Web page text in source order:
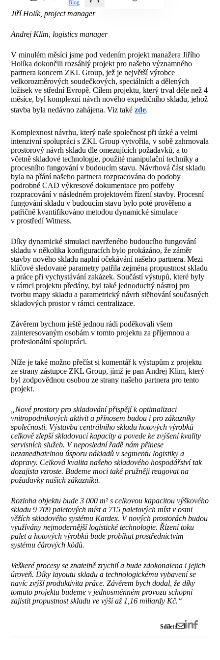
Blog
Jiří Holík, project manager
Andrej Klim, logistics manager
V minulém měsíci jsme pod vedením projekt manažera Jiřího
Holíka dokončili rozsáhlý projekt pro našeho významného
partnera koncern ZKL Group, jež je největší výrobce
velkorozměrových soudečkových, speciálních a dělených
ložisek ve střední Evropě. Cílem projektu, který trval déle než 4
měsíce, byl komplexní návrh nového expedičního skladu, jehož
stavba byla nedávno zahájena. Viz takézde.
Komplexnost návrhu, který naše společnost při úzké a velmi
intenzivní spolupráci s ZKL Group vytvořila, v sobě zahrnovala
prostorový návrh skladu dle omezujících požadavků, a to
včetně skladové technologie, použité manipulační techniky a
procesního fungování v budoucím stavu. Návrhová část skladu
byla na přání našeho partnera rozpracována do podoby
podrobné CAD výkresové dokumentace pro potřeby
rozpracování v následném projektovém řízení stavby. Procesní
fungování skladu v budoucím stavu bylo poté prověřeno a
patřičně kvantifikováno metodou dynamické simulace
v prostředí Witness.
Díky dynamické simulaci navrženého budoucího fungování
skladu v několika konfiguracích bylo prokázáno, že záměr
stavby nového skladu naplní očekávání našeho partnera. Mezi
klíčové sledované parametry patřila zejména propustnost skladu
a práce při vychystávání zakázek. Součástí výstupů, které byly
v rámci projektu předány, byl také jednoduchý nástroj pro
tvorbu mapy skladu a parametrický návrh stěhování současných
skladových prostor v rámci centralizace.
Závěrem bychom ještě jednou rádi poděkovali všem
zainteresovaným osobám v tomto projektu za příjemnou a
profesionální spolupráci.
Níže je také možno přečíst si komentář k výstupům z projektu
ze strany zástupce ZKL Group, jímž je pan Andrej Klim, který
byl zodpovědnou osobou ze strany našeho partnera pro tento
projekt.
„Nové prostory pro skladování přispějí k optimalizaci
vnitropodnikových aktivit a přínosem budou i pro zákazníky
společnosti. Výstavba centrálního skladu hotových výrobků
celkově zlepší skladovací kapacity a povede ke zvýšení kvality
servisních služeb. V neposlední řadě nám přinese
nezanedbatelnou úsporu nákladů v segmentu logistiky a
dopravy. Celková kvalita našeho skladového hospodářství tak
dozajista vzroste. Budeme moci také pružněji reagovat na
požadavky našich zákazníků.
Rozloha objektu bude 3 000 m² s celkovou kapacitou výškového
skladu 9 709 paletových míst a 715 paletových míst v osmi
věžích skladového systému Kardex. V nových prostorách budou
využívány nejmodernější logistické technologie. Řízení toku
palet a hotových výrobků bude probíhat prostřednictvím
systému čárových kódů.
Veškeré procesy se znatelně zrychlí a bude zdokonalena i jejich
úroveň. Díky layoutu skladu a technologickému vybavení se
navíc zvýší produktivita práce.Závěrem bych dodal, že díky
tomuto projektu budeme v jednosměnném provozu schopni
zajistit propustnost skladu ve výší až 1,16 miliardy Kč.“
Sdílet: